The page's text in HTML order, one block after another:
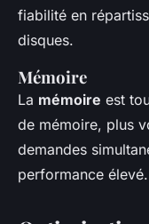
fiabilité en
disques.
Mémoire
La mémoire est
de mémoire, plus
demandes
performance élevé.